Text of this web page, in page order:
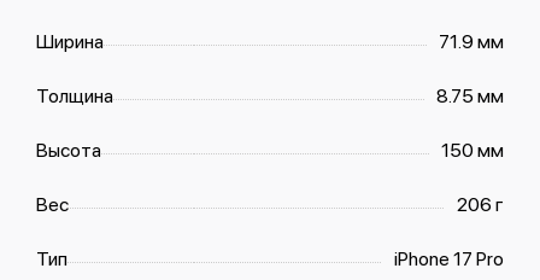
Ширина 71.9 мм
Толщина 8.75 мм
Высота 150 мм
Вес 206 г
Тип iPhone 17 Pro